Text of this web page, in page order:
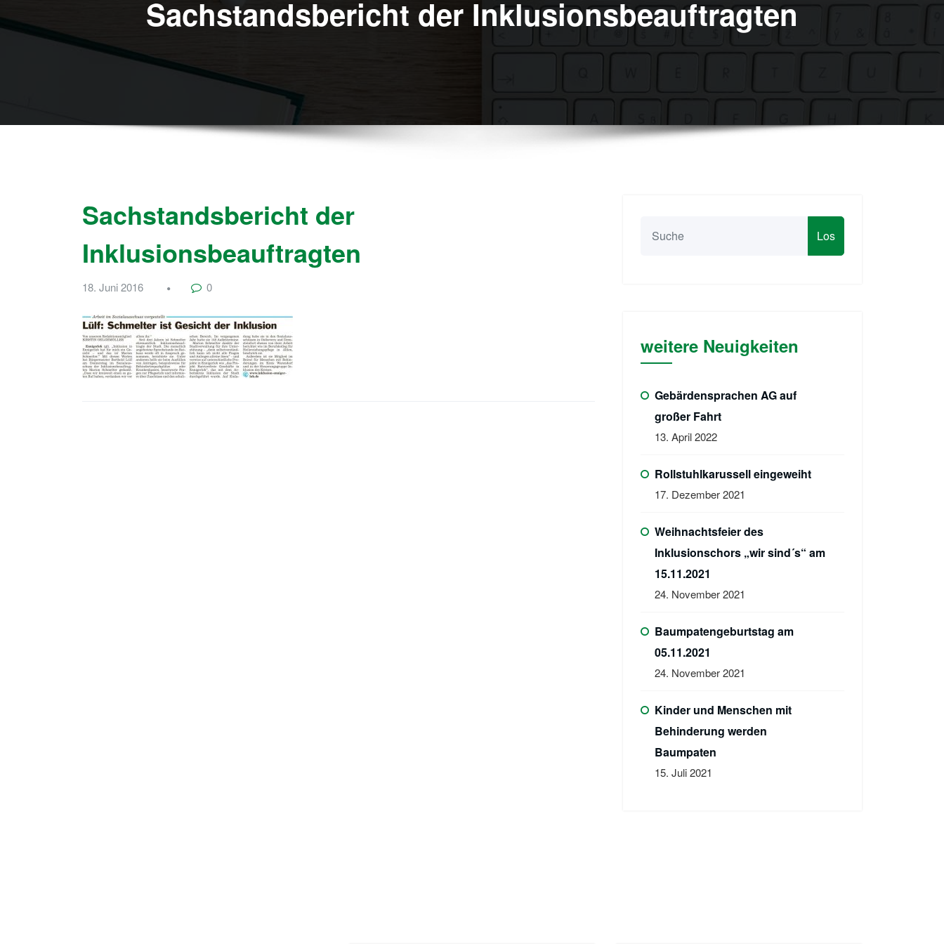
Sachstandsbericht der Inklusionsbeauftragten
Sachstandsbericht der
Inklusionsbeauftragten
18. Juni 2016 0
Los
weitere Neuigkeiten
Gebärdensprachen AG auf
großer Fahrt
13. April 2022
Rollstuhlkarussell eingeweiht
17. Dezember 2021
Weihnachtsfeier des
Inklusionschors „wir sind´s“ am
15.11.2021
24. November 2021
Baumpatengeburtstag am
05.11.2021
24. November 2021
Kinder und Menschen mit
Behinderung werden
Baumpaten
15. Juli 2021